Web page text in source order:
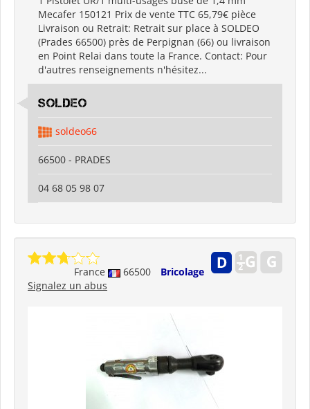
Mecafer 150121 Prix de vente TTC 65,79€ pièce
Livraison ou Retrait: Retrait sur place à SOLDEO
(Prades 66500) près de Perpignan (66) ou livraison
en Point Relai dans toute la France. Contact: Pour
d'autres renseignements n'hésitez...
SOLDEO
soldeo66
66500 - PRADES
04 68 05 98 07
France 66500
Bricolage
Signalez un abus